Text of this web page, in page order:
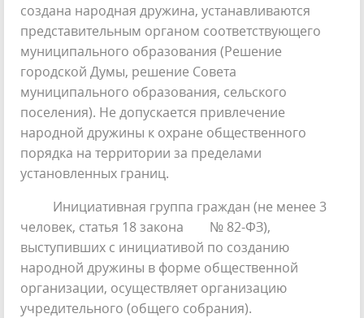
создана народная дружина, устанавливаются
представительным органом соответствующего
муниципального образования (Решение
городской Думы, решение Совета
муниципального образования, сельского
поселения). Не допускается привлечение
народной дружины к охране общественного
порядка на территории за пределами
установленных границ.
Инициативная группа граждан (не менее 3
человек, статья 18 закона № 82-ФЗ),
выступивших с инициативой по созданию
народной дружины в форме общественной
организации, осуществляет организацию
учредительного (общего собрания).